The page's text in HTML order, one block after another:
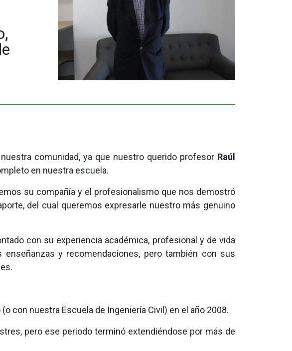
comunidad, ya que nuestro querido profesor Raúl
en nuestra escuela.
su compañía y el profesionalismo que nos demostró
del cual queremos expresarle nuestro más genuino
con su experiencia académica, profesional y de vida
y recomendaciones, pero también con sus
con nuestra Escuela de Ingeniería Civil) en el año 2008.
pero ese periodo terminó extendiéndose por más de